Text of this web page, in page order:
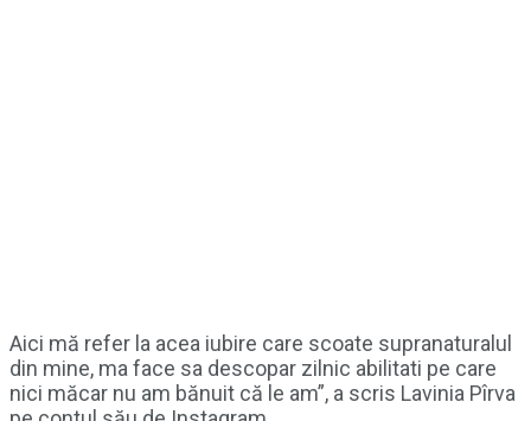
Aici mă refer la acea iubire care scoate supranaturalul
din mine, ma face sa descopar zilnic abilitati pe care
nici măcar nu am bănuit că le am”, a scris Lavinia Pîrva